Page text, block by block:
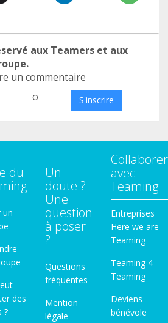
aux Teamers et aux
un commentaire
o S'inscrire
du
un
des
?
Un
doute ?
Une
question
à poser
?
Questions
fréquentes
Mention
légale
Collaborer
avec
Teaming
Entreprises
Here we are
Teaming
Teaming 4
Teaming
Deviens
bénévole